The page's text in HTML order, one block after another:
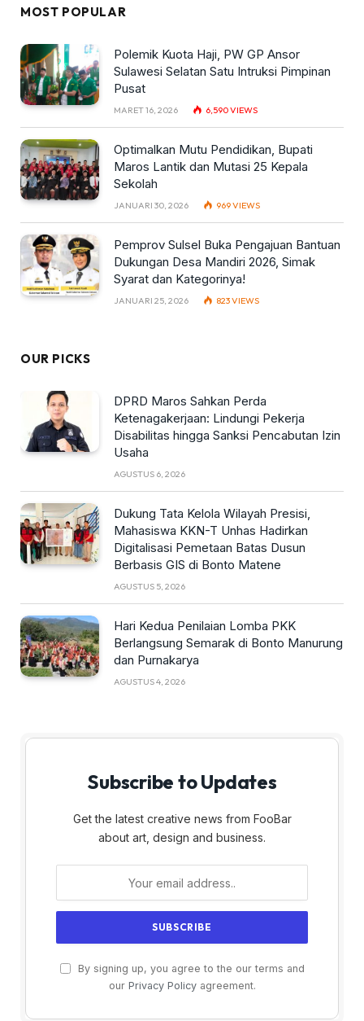
MOST POPULAR
Polemik Kuota Haji, PW GP Ansor
Sulawesi Selatan Satu Intruksi Pimpinan
Pusat
MARET 16, 2026 6,590VIEWS
Optimalkan Mutu Pendidikan, Bupati
Maros Lantik dan Mutasi 25 Kepala
Sekolah
JANUARI 30, 2026 969VIEWS
Pemprov Sulsel Buka Pengajuan Bantuan
Dukungan Desa Mandiri 2026, Simak
Syarat dan Kategorinya!
JANUARI 25, 2026 823VIEWS
OUR PICKS
DPRD Maros Sahkan Perda
Ketenagakerjaan: Lindungi Pekerja
Disabilitas hingga Sanksi Pencabutan Izin
Usaha
AGUSTUS 6, 2026
Dukung Tata Kelola Wilayah Presisi,
Mahasiswa KKN-T Unhas Hadirkan
Digitalisasi Pemetaan Batas Dusun
Berbasis GIS di Bonto Matene
AGUSTUS 5, 2026
Hari Kedua Penilaian Lomba PKK
Berlangsung Semarak di Bonto Manurung
dan Purnakarya
AGUSTUS 4, 2026
Subscribe to Updates
Get the latest creative news from FooBar
about art, design and business.
By signing up, you agree to the our terms and
our Privacy Policyagreement.